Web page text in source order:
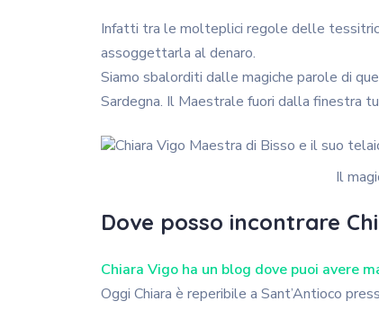
Infatti tra le molteplici regole delle
assoggettarla al denaro.
Siamo sbalorditi dalle magiche parole di
Sardegna. Il Maestrale fuori dalla finestra
Il
Dove posso incontrare
Chiara Vigo ha un blog dove puoi avere
Oggi Chiara è reperibile a Sant’Antioco